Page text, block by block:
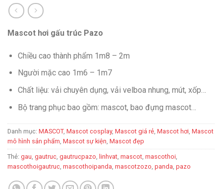
Mascot hơi gấu trúc Pazo
Chiều cao thành phẩm 1m8 – 2m
Người mặc cao 1m6 – 1m7
Chất liệu: vải chuyên dụng, vải velboa nhung, mút, xốp…
Bộ trang phục bao gồm: mascot, bao đựng mascot…
Danh mục: MASCOT, Mascot cosplay, Mascot giá rẻ, Mascot hơi, Mascot
mô hình sản phẩm, Mascot sự kiện, Mascot đẹp
Thẻ: gau, gautruc, gautrucpazo, linhvat, mascot, mascothoi,
mascothoigautruc, mascothoipanda, mascotzozo, panda, pazo